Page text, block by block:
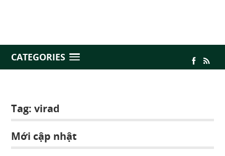
CATEGORIES
Tag:virad
Mới cập nhật